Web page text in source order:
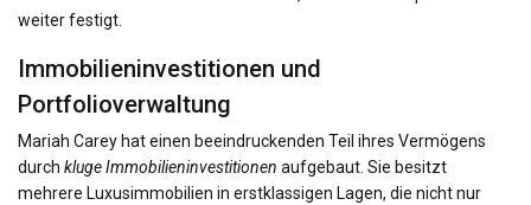
weiter festigt.
Immobilieninvestitionen und
Portfolioverwaltung
Mariah Carey hat einen beeindruckenden Teil ihres Vermögens
durch kluge Immobilieninvestitionen aufgebaut. Sie besitzt
mehrere Luxusimmobilien in erstklassigen Lagen, die nicht nur